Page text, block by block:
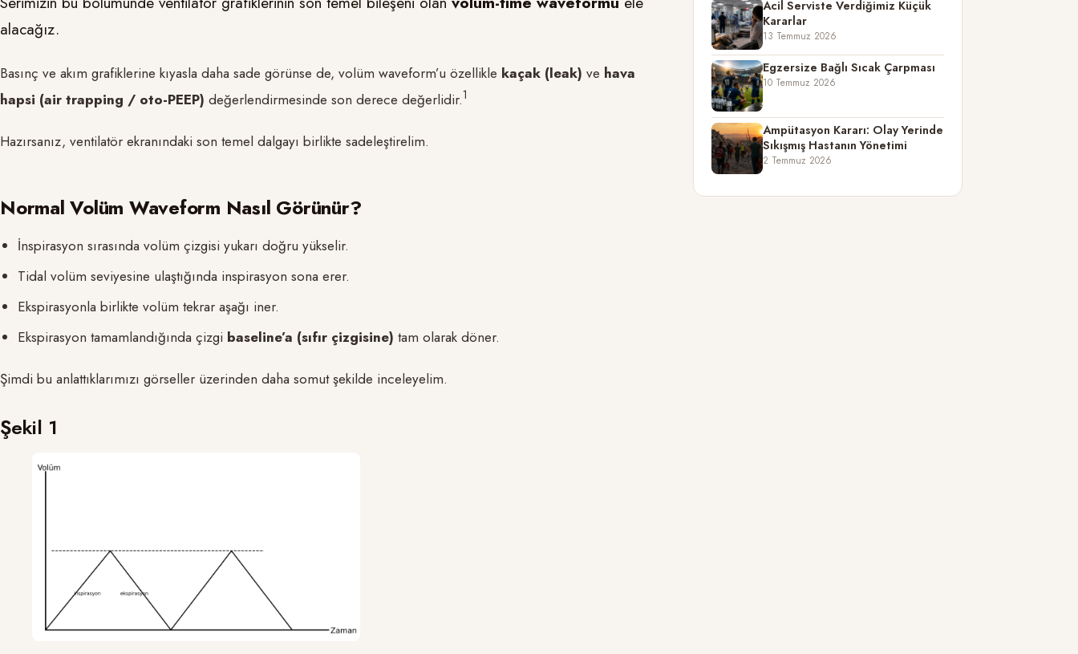
alacağız.
Basınç ve akım grafiklerine kıyasla daha sade görünse de, volüm waveform’u özellikle kaçak (leak) ve hava
hapsi (air trapping / oto-PEEP) değerlendirmesinde son derece değerlidir.​1​
Hazırsanız, ventilatör ekranındaki son temel dalgayı birlikte sadeleştirelim.
Normal Volüm Waveform Nasıl Görünür?
İnspirasyon sırasında volüm çizgisi yukarı doğru yükselir.
Tidal volüm seviyesine ulaştığında inspirasyon sona erer.
Ekspirasyonla birlikte volüm tekrar aşağı iner.
Ekspirasyon tamamlandığında çizgi baseline’a (sıfır çizgisine) tam olarak döner.
Şimdi bu anlattıklarımızı görseller üzerinden daha somut şekilde inceleyelim.
Şekil 1
Acil Serviste Verdiğimiz Küçük
Kararlar
13 Temmuz 2026
Egzersize Bağlı Sıcak Çarpması
10 Temmuz 2026
Ampütasyon Kararı: Olay Yerinde
Sıkışmış Hastanın Yönetimi
2 Temmuz 2026